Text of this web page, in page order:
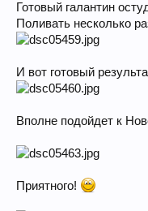
Готовый галантин
Поливать несколько
И вот готовый
Вполне подойдет к
Приятного!